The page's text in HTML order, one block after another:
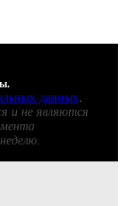
данных.
и не являются